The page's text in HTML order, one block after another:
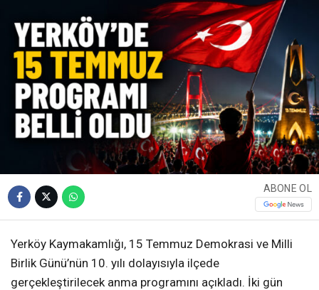
ABONE OL
Yerköy Kaymakamlığı, 15 Temmuz Demokrasi ve Milli
Birlik Günü’nün 10. yılı dolayısıyla ilçede
gerçekleştirilecek anma programını açıkladı. İki gün